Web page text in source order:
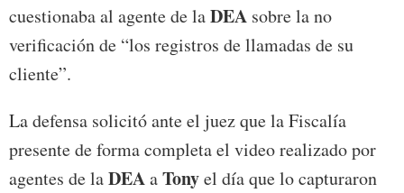
cuestionaba al agente de laDEA sobre la no
verificación de “los registros de llamadas de su
cliente”.
La defensa solicitó ante el juez que la Fiscalía
presente de forma completa el video realizado por
agentes de laDEAaTonyel día que lo capturaron